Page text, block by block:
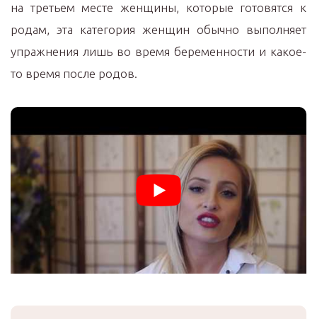
на третьем месте женщины, которые готовятся к
родам, эта категория женщин обычно выполняет
упражнения лишь во время беременности и какое-
то время после родов.